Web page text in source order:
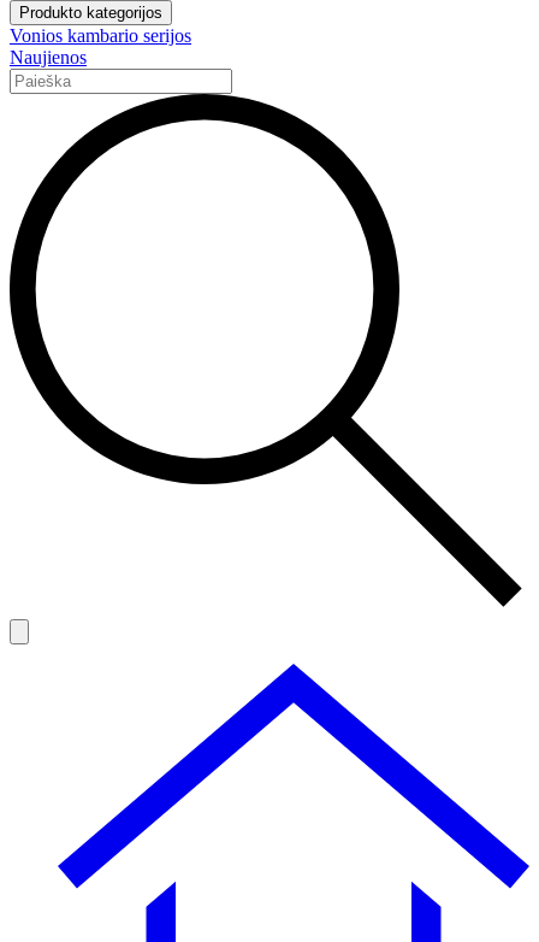
Produkto kategorijos
Vonios kambario serijos
Naujienos